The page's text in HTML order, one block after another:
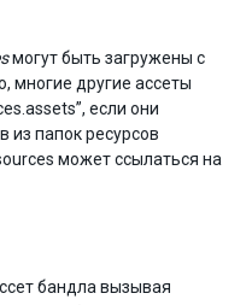
могут быть загружены с
многие другие ассеты
если они
из папок ресурсов
может ссылаться на
бандла вызывая